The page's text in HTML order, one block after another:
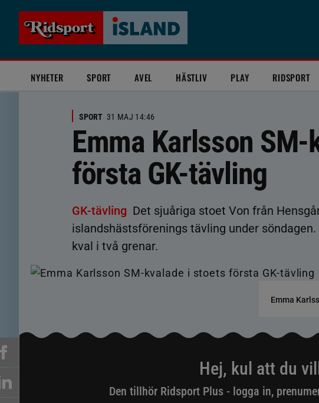
NYHETER SPORT AVEL HÄSTLIV PLAY RIDSPORT
SPORT 31 MAJ 14:46
Emma Karlsson
första GK-tävling
GK-tävling Det sjuåriga stoet Von från
islandshästsförenings tävling under
kval i två grenar.
Emma
Hej, kul att du
Den tillhör Ridsport Plus - logga in,